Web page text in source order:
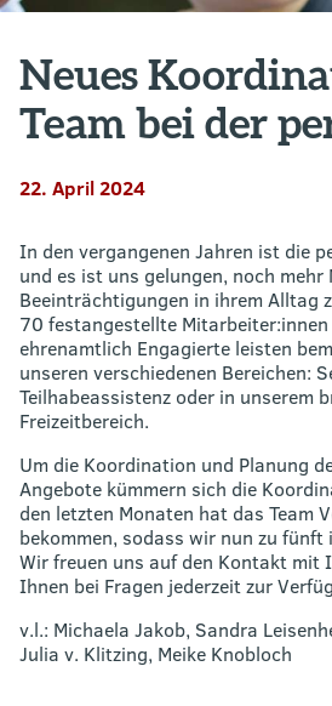
Neues
Team bei der
22. April 2024
In den vergangenen Jahren ist die
und es ist uns gelungen, noch mehr
Beeinträchtigungen in ihrem Alltag
70 festangestellte
ehrenamtlich Engagierte leisten
unseren verschiedenen Bereichen:
Teilhabeassistenz oder in unserem
Freizeitbereich.
Um die Koordination und Planung
Angebote kümmern sich die
den letzten Monaten hat das Team
bekommen, sodass wir nun zu
Wir freuen uns auf den Kontakt mit
Ihnen bei Fragen jederzeit zur
v.l.: Michaela Jakob, Sandra
Julia v. Klitzing, Meike Knobloch